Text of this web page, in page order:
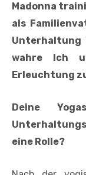
Madonna
als
Unterhaltung
wahre Ich
Erleuchtung
Deine
eine Rolle?